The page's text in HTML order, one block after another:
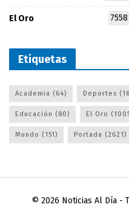
El Oro 7558
Etiquetas
Academia (64) Deportes
Educación (80) El Oro
Mundo (151) Portada (2621)
© 2026 Noticias Al Día-